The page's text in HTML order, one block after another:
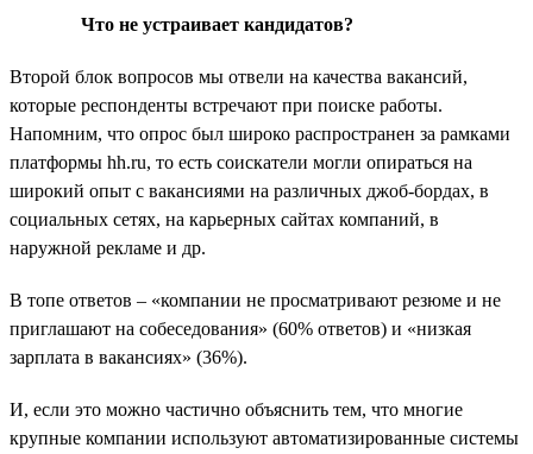
Что не устраивает кандидатов?
Второй блок вопросов мы отвели на качества вакансий,
которые респонденты встречают при поиске работы.
Напомним, что опрос был широко распространен за рамками
платформы hh.ru, то есть соискатели могли опираться на
широкий опыт с вакансиями на различных джоб-бордах, в
социальных сетях, на карьерных сайтах компаний, в
наружной рекламе и др.
В топе ответов – «компании не просматривают резюме и не
приглашают на собеседования» (60% ответов) и «низкая
зарплата в вакансиях» (36%).
И, если это можно частично объяснить тем, что многие
крупные компании используют автоматизированные системы